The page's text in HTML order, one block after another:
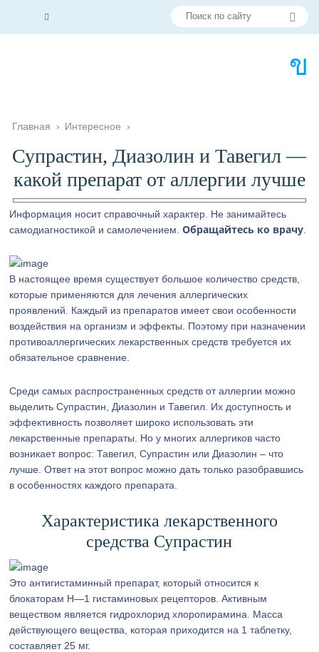
Главная › Интересное ›
Супрастин, Диазолин и Тавегил —
какой препарат от аллергии лучше
Информация носит справочный характер. Не занимайтесь
самодиагностикой и самолечением.Обращайтесь ко врачу
В настоящее время существует большое количество средств,
которые применяются для лечения аллергических
проявлений. Каждый из препаратов имеет свои особенности
воздействия на организм и эффекты. Поэтому при назначении
противоаллергических лекарственных средств требуется их
обязательное сравнение.
Среди самых распространенных средств от аллергии можно
выделить Супрастин, Диазолин и Тавегил. Их доступность и
эффективность позволяет широко использовать эти
лекарственные препараты. Но у многих аллергиков часто
возникает вопрос: Тавегил, Супрастин или Диазолин – что
лучше. Ответ на этот вопрос можно дать только разобравшись
в особенностях каждого препарата.
Характеристика лекарственного
средства Супрастин
Это антигистаминный препарат, который относится к
блокаторам Н—1 гистаминовых рецепторов. Активным
веществом является гидрохлорид хлоропирамина. Масса
действующего вещества, которая приходится на 1 таблетку,
составляет 25 мг.